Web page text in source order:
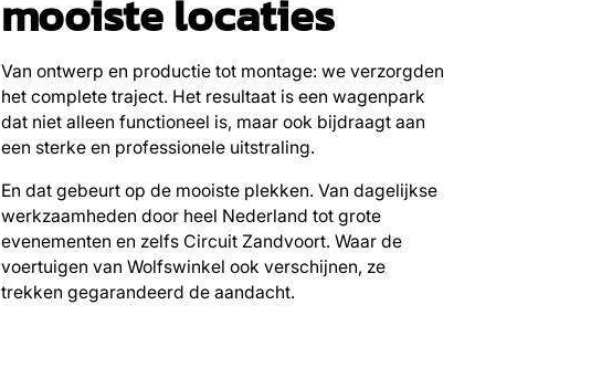
mooiste locaties
Van ontwerp en productie tot montage: we verzorgden
het complete traject. Het resultaat is een wagenpark
dat niet alleen functioneel is, maar ook bijdraagt aan
een sterke en professionele uitstraling.
En dat gebeurt op de mooiste plekken. Van dagelijkse
werkzaamheden door heel Nederland tot grote
evenementen en zelfs Circuit Zandvoort. Waar de
voertuigen van Wolfswinkel ook verschijnen, ze
trekken gegarandeerd de aandacht.